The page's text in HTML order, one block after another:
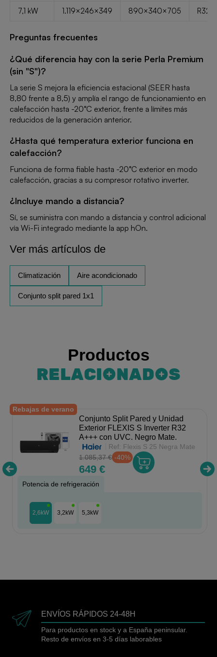
7,1 kW 1.119×246×349 890×340×705 R32
Preguntas frecuentes
¿Qué diferencia hay con la serie Perla Premium
(sin "S")?
La serie S mejora la eficiencia estacional (SEER hasta
8,80 frente a 8,5) y amplía el rango de funcionamiento en
calefacción hasta -20°C exterior, frente a límites más
reducidos de la generación anterior.
¿Hasta qué temperatura exterior funciona en
calefacción?
Funciona de forma fiable hasta -20°C exterior en modo
calefacción, gracias a su compresor rotativo inverter.
¿Incluye mando a distancia?
Sí, se suministra con mando a distancia y control adicional
vía Wi-Fi integrado mediante la app hOn.
Ver más artículos de
Climatización Aire acondicionado
Conjunto split pared 1x1
Productos
RELACIONADOS
Rebajas de verano
Conjunto Split Pared y Unidad
Exterior FLEXIS S Inverter R32
A+++ con UVC. Negro Mate.
Ref: Flexis S 25 Negra Mate
1.085,37 € -40%
649 €
Potencia de refrigeración
2,6kW 3,2kW 5,3kW
ENVÍOS RÁPIDOS 24-48H
Para productos en stock y a España peninsular.
Resto de envíos en 3-5 días laborables